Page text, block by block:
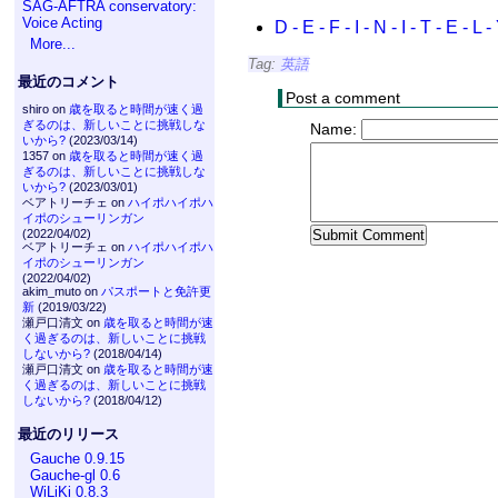
SAG-AFTRA conservatory:
Voice Acting
More...
最近のコメント
shiro on 歳を取ると時間が速く過
ぎるのは、新しいことに挑戦しな
いから?(2023/03/14)
1357 on 歳を取ると時間が速く過
ぎるのは、新しいことに挑戦しな
いから?(2023/03/01)
ベアトリーチェ on ハイポハイポハ
イポのシューリンガン
(2022/04/02)
ベアトリーチェ on ハイポハイポハ
イポのシューリンガン
(2022/04/02)
akim_muto on パスポートと免許更
新(2019/03/22)
瀬戸口清文 on 歳を取ると時間が速
く過ぎるのは、新しいことに挑戦
しないから?(2018/04/14)
瀬戸口清文 on 歳を取ると時間が速
く過ぎるのは、新しいことに挑戦
しないから?(2018/04/12)
最近のリリース
Gauche 0.9.15
Gauche-gl 0.6
WiLiKi 0.8.3
D - E - F - I - N - I - T - E - L -
Tag: 英語
Post a comment
Name: